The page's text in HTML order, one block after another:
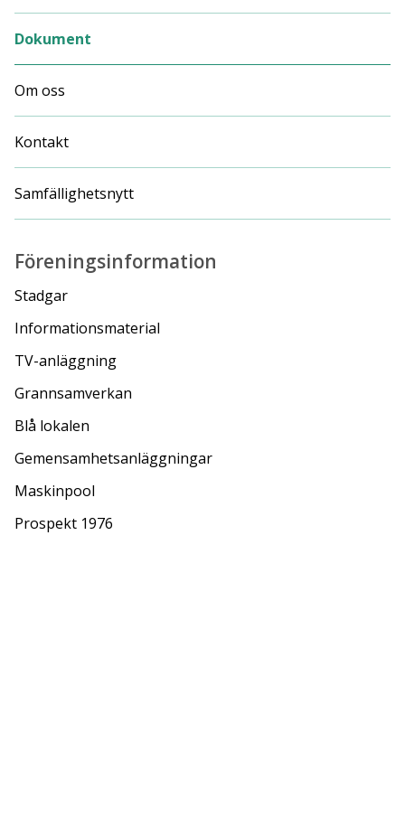
Dokument
Om oss
Kontakt
Samfällighetsnytt
Föreningsinformation
Stadgar
Informationsmaterial
TV-anläggning
Grannsamverkan
Blå lokalen
Gemensamhetsanläggningar
Maskinpool
Prospekt 1976